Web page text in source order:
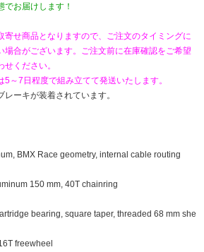
お届けします！
せ商品となりますので、ご注文のタイミングに
場合がございます。ご注文前に在庫確認をご希望
ください。
～7日程度で組み立てて発送いたします。
ーキが装着されています。
BMX Race geometry, internal cable routing
150 mm, 40T chainring
bearing, square taper, threaded 68 mm she
freewheel